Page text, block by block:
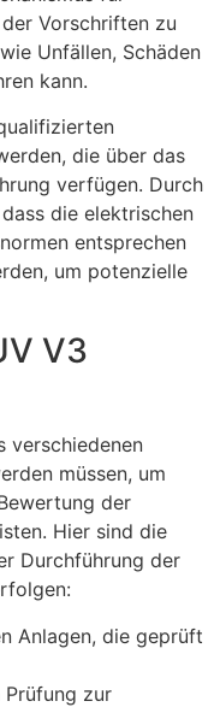
Vorschriften zu
Unfällen, Schäden
kann.
die über das
verfügen. Durch
die elektrischen
entsprechen
um potenzielle
V3
verschiedenen
müssen, um
der
Hier sind die
Durchführung der
Anlagen, die geprüft
Prüfung zur